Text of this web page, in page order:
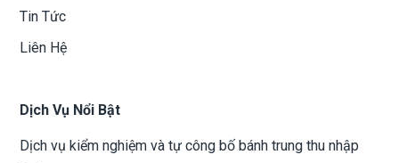
Tin Tức
Liên Hệ
Dịch Vụ Nổi Bật
Dịch vụ kiểm nghiệm và tự công bố bánh trung thu nhập